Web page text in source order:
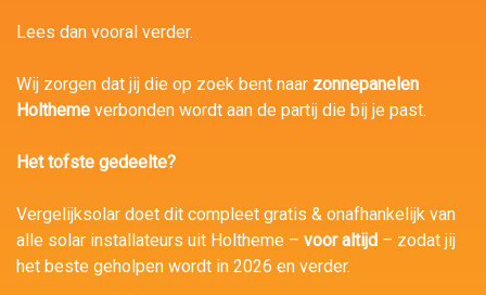
Lees dan vooral verder.
Wij zorgen dat jij die op zoek bent naar zonnepanelen
Holtheme verbonden wordt aan de partij die bij je past.
Het tofste gedeelte?
Vergelijksolar doet dit compleet gratis & onafhankelijk van
alle solar installateurs uit Holtheme – voor altijd – zodat jij
het beste geholpen wordt in 2026 en verder.